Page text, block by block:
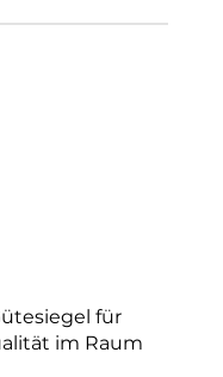
für
im Raum